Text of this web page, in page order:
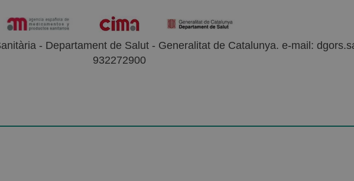
- Departament de Salut - Generalitat de Catalunya. e-mail:
932272900